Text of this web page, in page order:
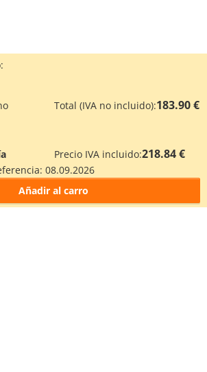
Total (IVA no incluido):183.90 €
Precio IVA incluido:218.84 €
08.09.2026
Añadir al carro